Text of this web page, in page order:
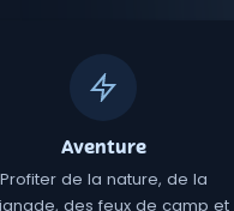
Aventure
Profiter de la nature, de la
des feux de camp et